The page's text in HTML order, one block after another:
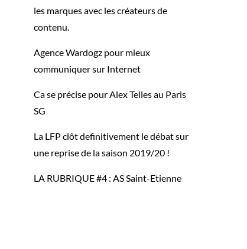
les marques avec les créateurs de
contenu.
Agence Wardogz pour mieux
communiquer sur Internet
Ca se précise pour Alex Telles au Paris
SG
La LFP clôt definitivement le débat sur
une reprise de la saison 2019/20 !
LA RUBRIQUE #4 : AS Saint-Etienne